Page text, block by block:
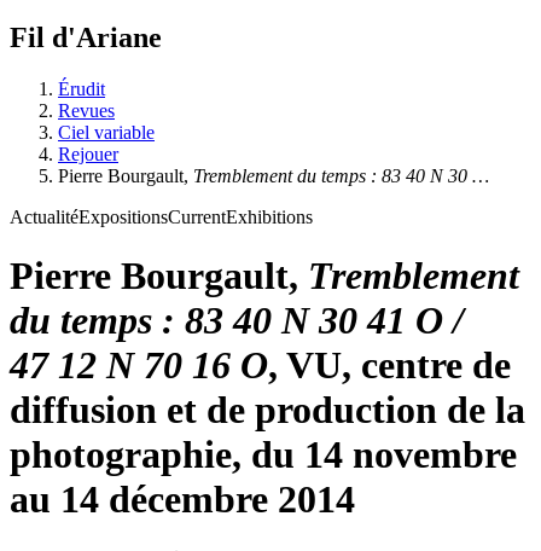
Fil d'Ariane
Érudit
Revues
Ciel variable
Rejouer
Pierre Bourgault, Tremblement du temps : 83 40 N 30 …
ActualitéExpositionsCurrentExhibitions
Pierre Bourgault, Tremblement
du temps : 83 40 N 30 41 O /
47 12 N 70 16 O, VU, centre de
diffusion et de production de la
photographie, du 14 novembre
au 14 décembre 2014